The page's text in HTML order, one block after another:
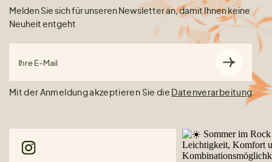
Melden Sie sich für unseren Newsletter an, damit Ihnen keine
Neuheit entgeht
Ihre E-Mail
Mit der Anmeldung akzeptieren Sie die Datenverarbeitung.